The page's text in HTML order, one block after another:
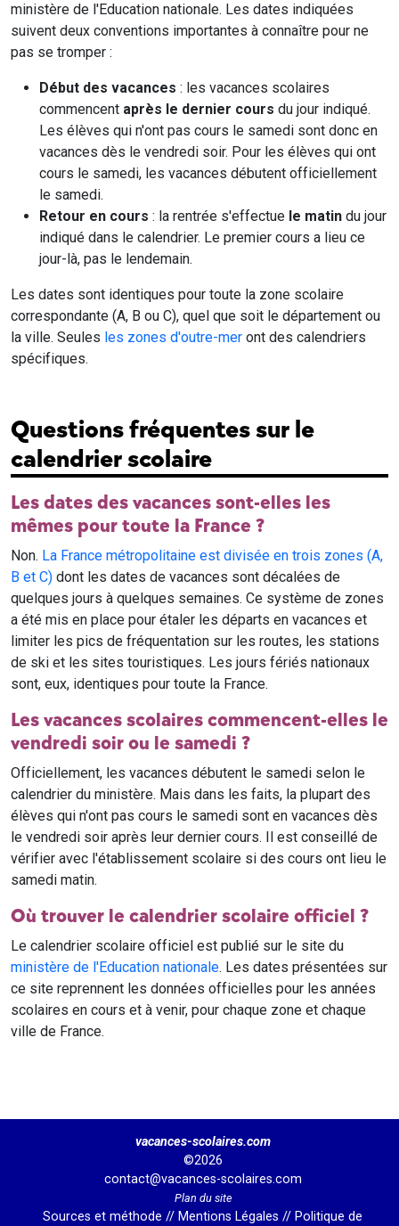
ministère de l'Education nationale. Les dates indiquées
suivent deux conventions importantes à connaître pour ne
pas se tromper :
Début des vacances : les vacances scolaires
commencent après le dernier cours du jour indiqué.
Les élèves qui n'ont pas cours le samedi sont donc en
vacances dès le vendredi soir. Pour les élèves qui ont
cours le samedi, les vacances débutent officiellement
le samedi.
Retour en cours : la rentrée s'effectue le matin du jour
indiqué dans le calendrier. Le premier cours a lieu ce
jour-là, pas le lendemain.
Les dates sont identiques pour toute la zone scolaire
correspondante (A, B ou C), quel que soit le département ou
la ville. Seules les zones d'outre-mer ont des calendriers
spécifiques.
Questions fréquentes sur le
calendrier scolaire
Les dates des vacances sont-elles les
mêmes pour toute la France ?
Non. La France métropolitaine est divisée en trois zones (A,
B et C) dont les dates de vacances sont décalées de
quelques jours à quelques semaines. Ce système de zones
a été mis en place pour étaler les départs en vacances et
limiter les pics de fréquentation sur les routes, les stations
de ski et les sites touristiques. Les jours fériés nationaux
sont, eux, identiques pour toute la France.
Les vacances scolaires commencent-elles le
vendredi soir ou le samedi ?
Officiellement, les vacances débutent le samedi selon le
calendrier du ministère. Mais dans les faits, la plupart des
élèves qui n'ont pas cours le samedi sont en vacances dès
le vendredi soir après leur dernier cours. Il est conseillé de
vérifier avec l'établissement scolaire si des cours ont lieu le
samedi matin.
Où trouver le calendrier scolaire officiel ?
Le calendrier scolaire officiel est publié sur le site du
ministère de l'Education nationale. Les dates présentées sur
ce site reprennent les données officielles pour les années
scolaires en cours et à venir, pour chaque zone et chaque
ville de France.
vacances-scolaires.com
©2026
contact@vacances-scolaires.com
Plan du site
Sources et méthode // Mentions Légales // Politique de